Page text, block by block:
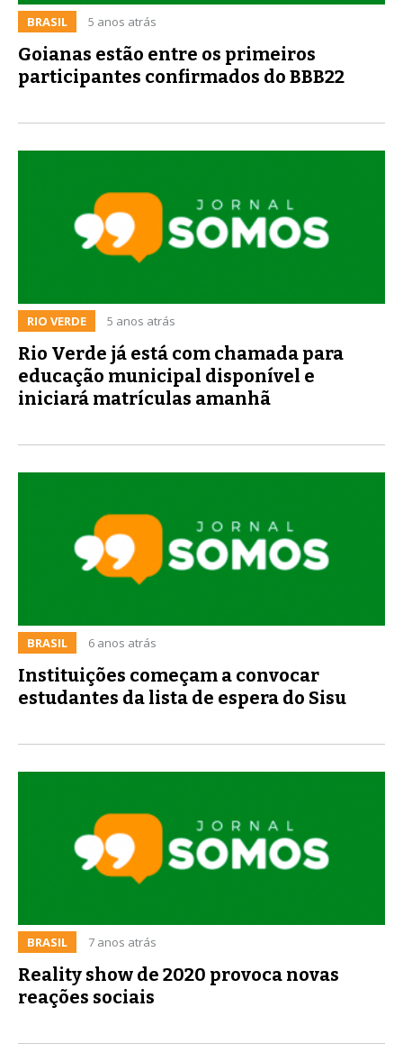
BRASIL 5 anos atrás
Goianas estão entre os primeiros
participantes confirmados do BBB22
RIO VERDE 5 anos atrás
Rio Verde já está com chamada para
educação municipal disponível e
iniciará matrículas amanhã
BRASIL 6 anos atrás
Instituições começam a convocar
estudantes da lista de espera do Sisu
BRASIL 7 anos atrás
Reality show de 2020 provoca novas
reações sociais